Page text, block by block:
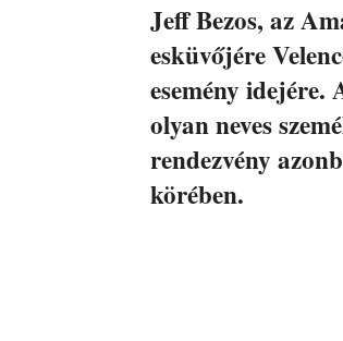
Jeff Bezos, az
esküvőjére
esemény
olyan neves
rendezvény
körében.